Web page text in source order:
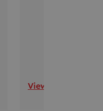
View job